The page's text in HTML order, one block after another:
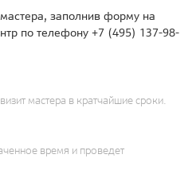
заполнив форму на
по телефону +7 (495) 137-98-
мастера в кратчайшие сроки.
время и проведет